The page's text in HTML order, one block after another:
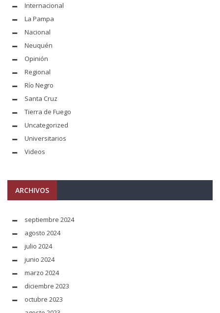
Internacional
La Pampa
Nacional
Neuquén
Opinión
Regional
Río Negro
Santa Cruz
Tierra de Fuego
Uncategorized
Universitarios
Videos
ARCHIVOS
septiembre 2024
agosto 2024
julio 2024
junio 2024
marzo 2024
diciembre 2023
octubre 2023